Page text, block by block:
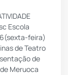
Escola
feira)
de Teatro
de
Meruoca